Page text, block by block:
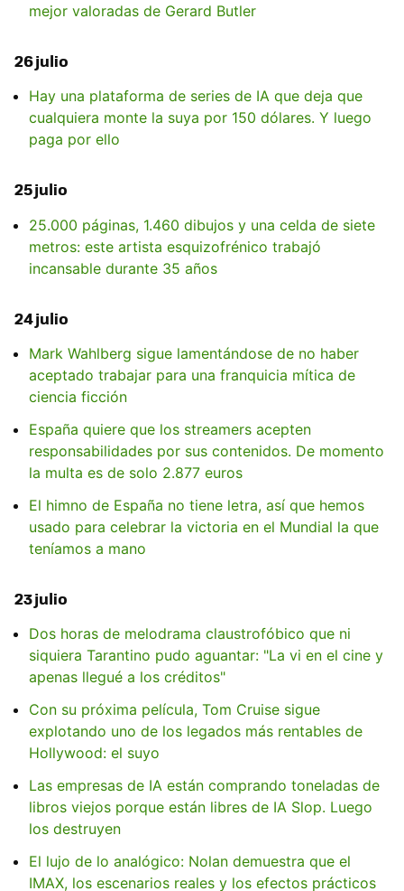
mejor valoradas de Gerard Butler
26 julio
Hay una plataforma de series de IA que deja que
cualquiera monte la suya por 150 dólares. Y luego
paga por ello
25 julio
25.000 páginas, 1.460 dibujos y una celda de siete
metros: este artista esquizofrénico trabajó
incansable durante 35 años
24 julio
Mark Wahlberg sigue lamentándose de no haber
aceptado trabajar para una franquicia mítica de
ciencia ficción
España quiere que los streamers acepten
responsabilidades por sus contenidos. De momento
la multa es de solo 2.877 euros
El himno de España no tiene letra, así que hemos
usado para celebrar la victoria en el Mundial la que
teníamos a mano
23 julio
Dos horas de melodrama claustrofóbico que ni
siquiera Tarantino pudo aguantar: "La vi en el cine y
apenas llegué a los créditos"
Con su próxima película, Tom Cruise sigue
explotando uno de los legados más rentables de
Hollywood: el suyo
Las empresas de IA están comprando toneladas de
libros viejos porque están libres de IA Slop. Luego
los destruyen
El lujo de lo analógico: Nolan demuestra que el
IMAX, los escenarios reales y los efectos prácticos